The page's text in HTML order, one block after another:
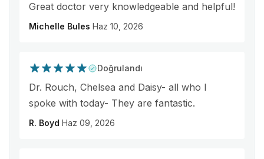
Great doctor very knowledgeable and helpful!
Michelle Bules Haz 10, 2026
Doğrulandı
Dr. Rouch, Chelsea and Daisy- all who I
spoke with today- They are fantastic.
R. Boyd Haz 09, 2026